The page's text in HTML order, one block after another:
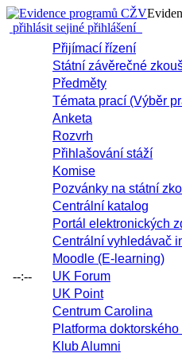
přihlásit sejiné přihlášení
--:--
Přijímací řízení
Státní závěrečné
Předměty
Témata prací (Výběr
Anketa
Rozvrh
Přihlašování stáží
Komise
Pozvánky na státní
Centrální katalog
Portál elektronických
Centrální vyhledávač
Moodle (E-learning)
UK Forum
UK Point
Centrum Carolina
Platforma doktorského
Klub Alumni